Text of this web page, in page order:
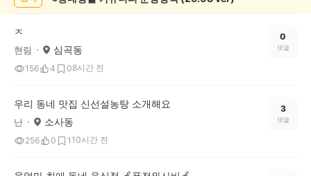
목
ㅈ
현림 심곡동
156 4 08시간 전
0
댓글
우리 동네 맛집 신선설농탕 소개해요
난 소사동
256 0 1 10시간 전
3
댓글